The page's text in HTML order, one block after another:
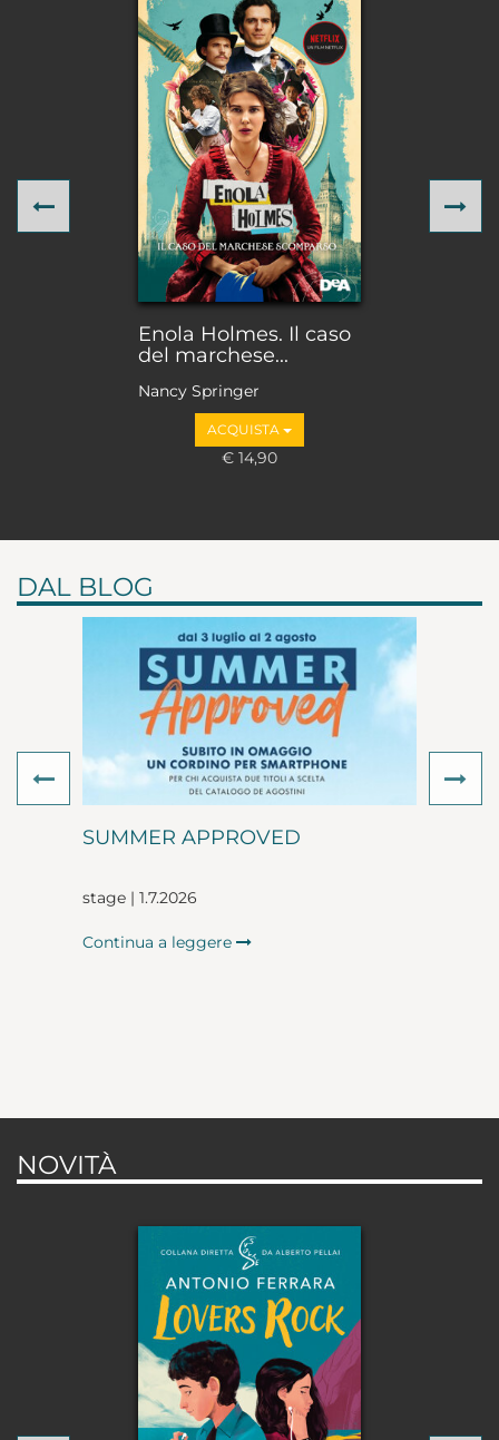
Enola Holmes. Il caso
del marchese...
Nancy Springer
ACQUISTA
€ 14,90
Previous
DAL BLOG
SUMMER APPROVED
stage | 1.7.2026
Continua a leggere
Previous
NOVITÀ